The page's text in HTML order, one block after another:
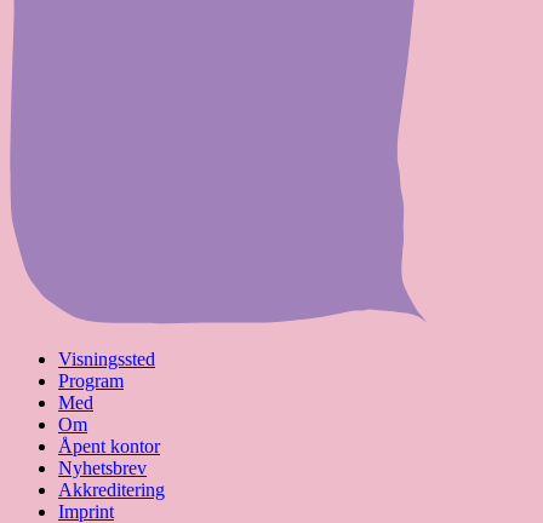
Visningssted
Program
Med
Om
Åpent kontor
Nyhetsbrev
Akkreditering
Imprint